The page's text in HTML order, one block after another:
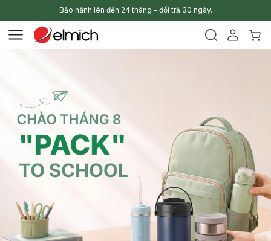
Bảo hành lên đến 24 tháng - đổi trả 30 ngày.